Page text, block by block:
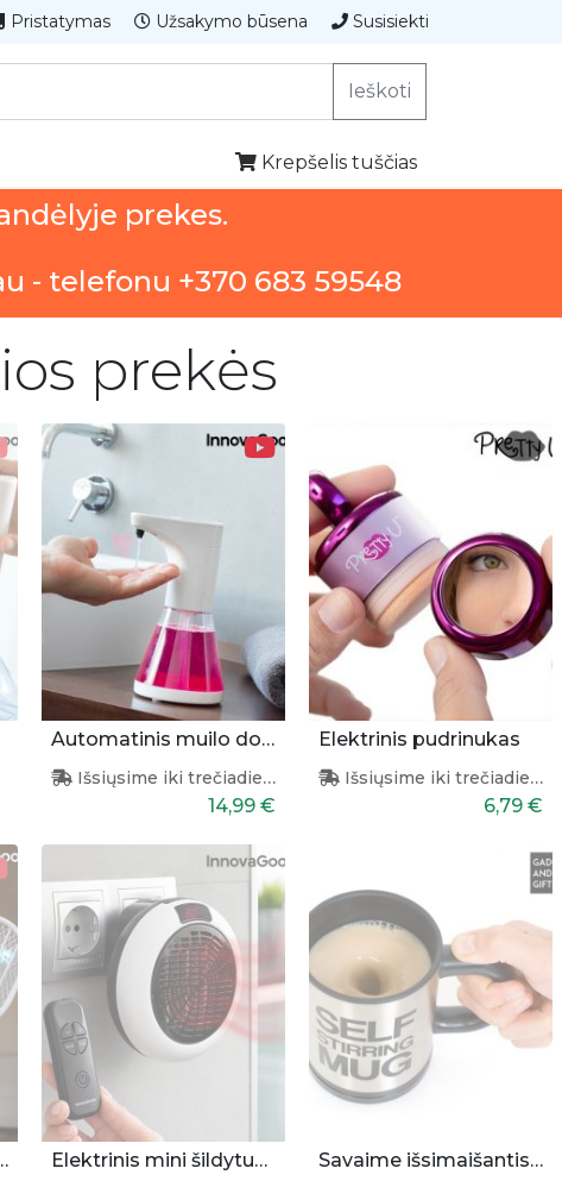
Pristatymas Užsakymo būsena Susisiekti
Ieškoti
Krepšelis tuščias
prekes.
- telefonu +370 683 59548
prekės
Automatinis muilo dozatorius
Išsiųsime iki trečiadienio
14,99 €
Elektrinis pudrinukas
Išsiųsime iki trečiadienio
6,79 €
nuo uodų
Elektrinis mini šildytuvas 600W
Savaime išsimaišantis puodukas